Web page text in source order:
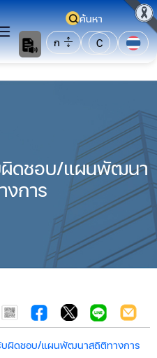
ค้นหา
ก
C
ผิดชอบ/แผนพัฒนา
งการ
ผิดชอบ/แผนพัฒนาสถิติทางการ